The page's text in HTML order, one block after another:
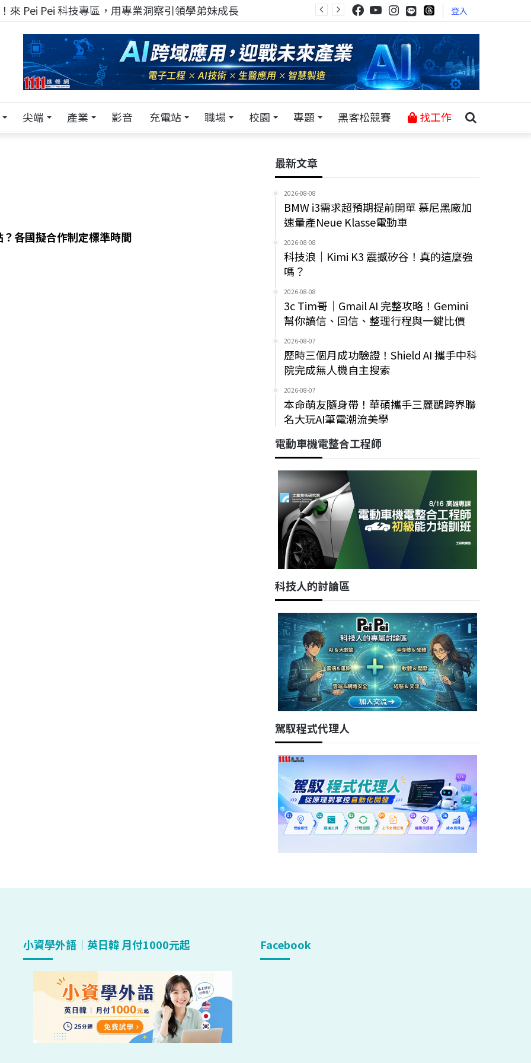
來 Pei Pei 科技專區，用專業洞察引領學弟妹成長 登入
尖端 產業 影音 充電站 職場 校園 專題 黑客松競賽 找工作
各國擬合作制定標準時間
最新文章
2026-08-08
BMW i3需求超預期提前開單 慕尼黑廠加
速量產Neue Klasse電動車
2026-08-08
科技浪｜Kimi K3 震撼矽谷！真的這麼強
嗎？
2026-08-08
3c Tim哥｜Gmail AI 完整攻略！Gemini
幫你讀信、回信、整理行程與一鍵比價
2026-08-07
歷時三個月成功驗證！Shield AI 攜手中科
院完成無人機自主搜索
2026-08-07
本命萌友隨身帶！華碩攜手三麗鷗跨界聯
名大玩AI筆電潮流美學
電動車機電整合工程師
科技人的討論區
駕馭程式代理人
小資學外語｜英日韓 月付1000元起 Facebook